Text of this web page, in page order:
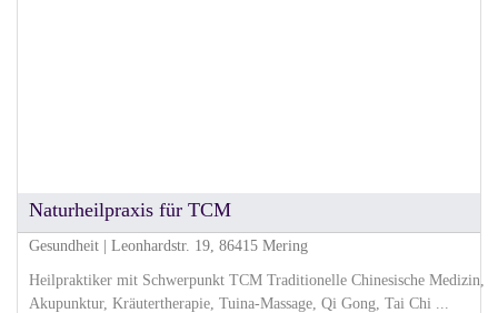
Naturheilpraxis für TCM
Gesundheit | Leonhardstr. 19, 86415 Mering
Heilpraktiker mit Schwerpunkt TCM Traditionelle Chinesische Medizin,
Akupunktur, Kräutertherapie, Tuina-Massage, Qi Gong, Tai Chi ...